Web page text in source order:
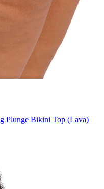
Plunge Bikini Top (Lava)